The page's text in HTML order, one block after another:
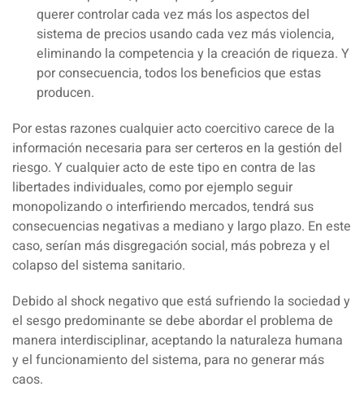
querer controlar cada vez más los aspectos del
sistema de precios usando cada vez más violencia,
eliminando la competencia y la creación de riqueza. Y
por consecuencia, todos los beneficios que estas
producen.
Por estas razones cualquier acto coercitivo carece de la
información necesaria para ser certeros en la gestión del
riesgo. Y cualquier acto de este tipo en contra de las
libertades individuales, como por ejemplo seguir
monopolizando o interfiriendo mercados, tendrá sus
consecuencias negativas a mediano y largo plazo. En este
caso, serían más disgregación social, más pobreza y el
colapso del sistema sanitario.
Debido al shock negativo que está sufriendo la sociedad y
el sesgo predominante se debe abordar el problema de
manera interdisciplinar, aceptando la naturaleza humana
y el funcionamiento del sistema, para no generar más
caos.